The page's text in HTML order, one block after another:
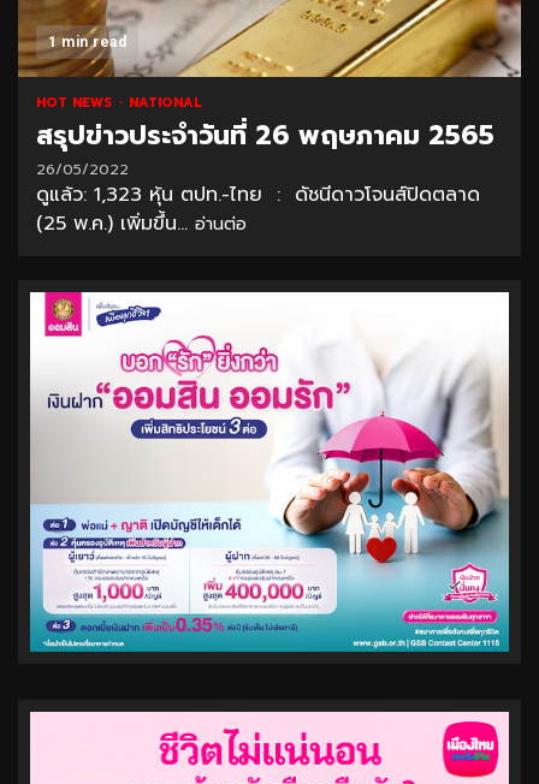
1 min read
HOT NEWS NATIONAL
สรุปข่าวประจำวันที่ 26 พฤษภาคม 2565
26/05/2022
ดูแล้ว: 1,323 หุ้น ตปท.-ไทย : ดัชนีดาวโจนส์ปิดตลาด
(25 พ.ค.) เพิ่มขึ้น... อ่านต่อ